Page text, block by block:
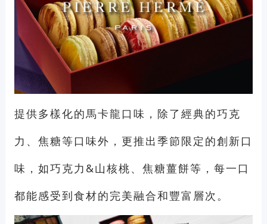
提供多樣化的馬卡龍口味，除了經典的巧克
力、焦糖等口味外，更推出季節限定的創新口
味，如巧克力&山核桃、焦糖薑餅等，每一口
都能感受到食材的完美融合和豐富層次。